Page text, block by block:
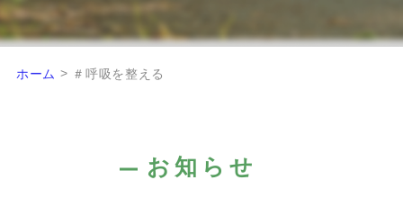
ホーム > ＃呼吸を整える
お知らせ